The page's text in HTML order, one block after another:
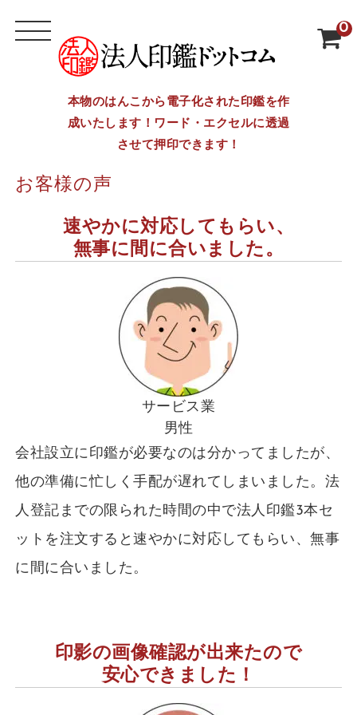
本物のはんこから電子化された印鑑を作
成いたします！ワード・エクセルに透過
させて押印できます！
0
お客様の声
速やかに対応してもらい、
無事に間に合いました。
サービス業
男性
会社設立に印鑑が必要なのは分かってましたが、
他の準備に忙しく手配が遅れてしまいました。法
人登記までの限られた時間の中で法人印鑑3本セ
ットを注文すると速やかに対応してもらい、無事
に間に合いました。
印影の画像確認が出来たので
安心できました！